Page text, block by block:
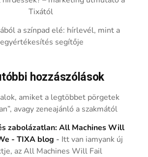
Tixától
a színpad elé: hírlevél, mint a
segítője
hozzászólások
amiket a legtöbbet pörgetek
avagy zeneajánló a szakmától
zabolázatlan: All Machines Will
- TIXA blog - Itt van iamyank új
az All Machines Will Fail